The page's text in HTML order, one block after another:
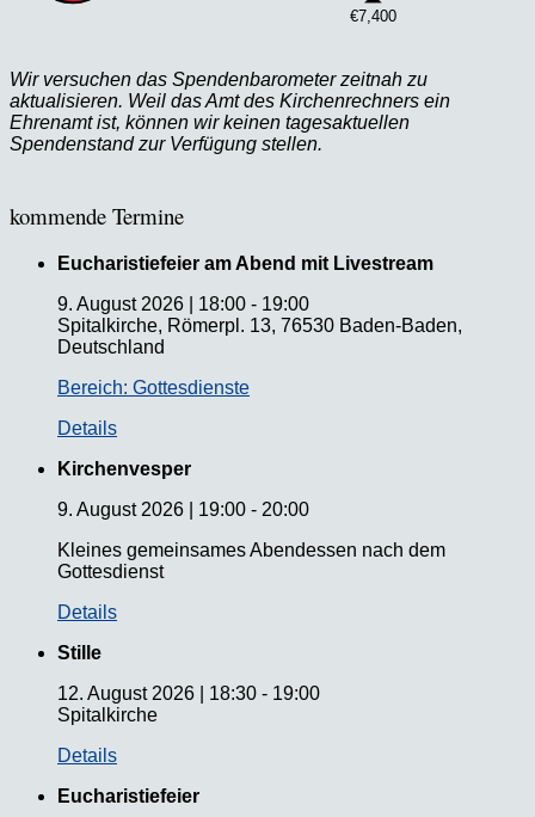
€7,400
Wir versuchen das Spendenbarometer zeitnah zu
aktualisieren. Weil das Amt des Kirchenrechners ein
Ehrenamt ist, können wir keinen tagesaktuellen
Spendenstand zur Verfügung stellen.
kommende Termine
Eucharistiefeier am Abend mit Livestream
9. August 2026
18:00 - 19:00
Spitalkirche, Römerpl. 13, 76530 Baden-Baden,
Deutschland
Bereich: Gottesdienste
Details
Kirchenvesper
9. August 2026
19:00 - 20:00
Kleines gemeinsames Abendessen nach dem
Gottesdienst
Details
Stille
12. August 2026
18:30 - 19:00
Spitalkirche
Details
Eucharistiefeier